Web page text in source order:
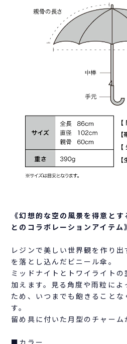
《幻想的な空の風景を得意とす
とのコラボレーションアイテム》
レジンで美しい世界観を作り
を落とし込んだビニール傘。
ミッドナイトとトワイライト
加えます。見る角度や雨粒によ
ため、いつまでも飽きること
す。
留め具に付いた月型のチャーム